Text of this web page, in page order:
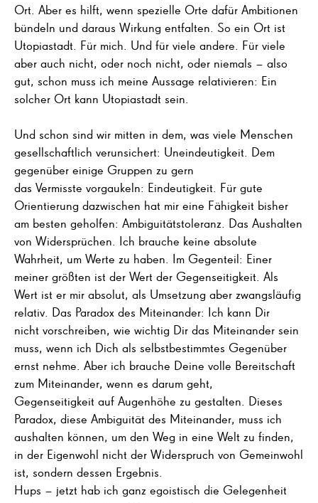
Ort. Aber es hilft, wenn spezielle Orte dafür Ambitionen
bündeln und daraus Wirkung entfalten. So ein Ort ist
Utopiastadt. Für mich. Und für viele andere. Für viele
aber auch nicht, oder noch nicht, oder niemals – also
gut, schon muss ich meine Aussage relativieren: Ein
solcher Ort kann Utopiastadt sein.
Und schon sind wir mitten in dem, was viele Menschen
gesellschaftlich verunsichert: Uneindeutigkeit. Dem
gegenüber einige Gruppen zu gern
das Vermisste vorgaukeln: Eindeutigkeit. Für gute
Orientierung dazwischen hat mir eine Fähigkeit bisher
am besten geholfen: Ambiguitätstoleranz. Das Aushalten
von Widersprüchen. Ich brauche keine absolute
Wahrheit, um Werte zu haben. Im Gegenteil: Einer
meiner größten ist der Wert der Gegenseitigkeit. Als
Wert ist er mir absolut, als Umsetzung aber zwangsläufig
relativ. Das Paradox des Miteinander: Ich kann Dir
nicht vorschreiben, wie wichtig Dir das Miteinander sein
muss, wenn ich Dich als selbstbestimmtes Gegenüber
ernst nehme. Aber ich brauche Deine volle Bereitschaft
zum Miteinander, wenn es darum geht,
Gegenseitigkeit auf Augenhöhe zu gestalten. Dieses
Paradox, diese Ambiguität des Miteinander, muss ich
aushalten können, um den Weg in eine Welt zu finden,
in der Eigenwohl nicht der Widerspruch von Gemeinwohl
ist, sondern dessen Ergebnis.
Hups – jetzt hab ich ganz egoistisch die Gelegenheit